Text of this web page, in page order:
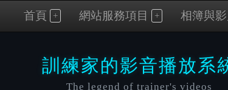
首頁 網站服務項目 相簿與
訓練家的影音播放系
The legend of trainer's videos